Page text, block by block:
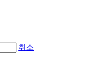
취소